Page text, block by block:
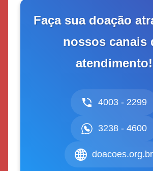
Faça sua doação
nossos canais
atendimento!
4003 - 2299
3238 - 4600
doacoes.org.br